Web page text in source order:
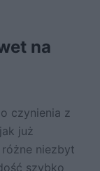
na
czynienia z
już
niezbyt
szybko